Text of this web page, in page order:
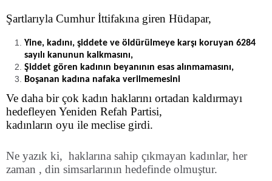
Şartlarıyla Cumhur İttifakına giren Hüdapar,
Yine, kadını, şiddete ve öldürülmeye karşı koruyan 6284
sayılı kanunun kalkmasını,
Şiddet gören kadının beyanının esas alınmamasını,
Boşanan kadına nafaka verilmemesini
Ve daha bir çok kadın haklarını ortadan kaldırmayı
hedefleyen Yeniden Refah Partisi,
kadınların oyu ile meclise girdi.
Ne yazık ki, haklarına sahip çıkmayan kadınlar, her
zaman , din simsarlarının hedefinde olmuştur.